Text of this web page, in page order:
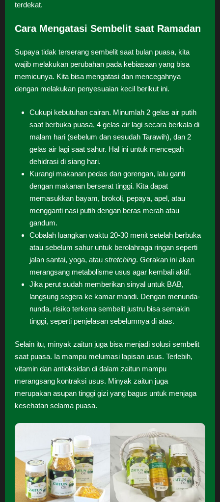
terdekat.
Cara Mengatasi Sembelit saat Ramadan
Supaya tidak terserang sembelit saat bulan puasa, kita
wajib melakukan perubahan pada kebiasaan yang bisa
memicunya. Kita bisa mengatasi dan mencegahnya
dengan melakukan penyesuaian kecil berikut ini.
Cukupi kebutuhan cairan. Minumlah 2 gelas air putih
saat berbuka puasa, 4 gelas air lagi secara berkala di
malam hari (sebelum dan sesudah Tarawih), dan 2
gelas air lagi saat sahur. Hal ini untuk mencegah
dehidrasi di siang hari.
Kurangi makanan pedas dan gorengan, lalu ganti
dengan makanan berserat tinggi. Kita dapat
memasukkan bayam, brokoli, pepaya, apel, atau
mengganti nasi putih dengan beras merah atau
gandum.
Cobalah luangkan waktu 20-30 menit setelah berbuka
atau sebelum sahur untuk berolahraga ringan seperti
jalan santai, yoga, atau stretching. Gerakan ini akan
merangsang metabolisme usus agar kembali aktif.
Jika perut sudah memberikan sinyal untuk BAB,
langsung segera ke kamar mandi. Dengan menunda-
nunda, risiko terkena sembelit justru bisa semakin
tinggi, seperti penjelasan sebelumnya di atas.
Selain itu, minyak zaitun juga bisa menjadi solusi sembelit
saat puasa. Ia mampu melumasi lapisan usus. Terlebih,
vitamin dan antioksidan di dalam zaitun mampu
merangsang kontraksi usus. Minyak zaitun juga
merupakan asupan tinggi gizi yang bagus untuk menjaga
kesehatan selama puasa.